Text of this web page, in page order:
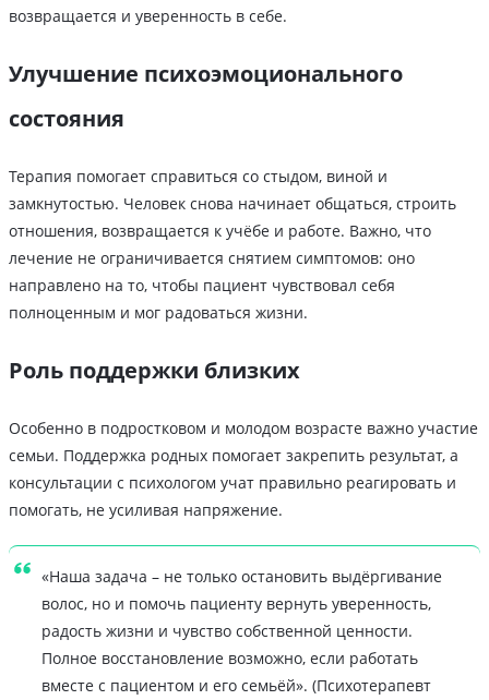
возвращается и уверенность в себе.
Улучшение психоэмоционального
состояния
Терапия помогает справиться со стыдом, виной и
замкнутостью. Человек снова начинает общаться, строить
отношения, возвращается к учёбе и работе. Важно, что
лечение не ограничивается снятием симптомов: оно
направлено на то, чтобы пациент чувствовал себя
полноценным и мог радоваться жизни.
Роль поддержки близких
Особенно в подростковом и молодом возрасте важно участие
семьи. Поддержка родных помогает закрепить результат, а
консультации с психологом учат правильно реагировать и
помогать, не усиливая напряжение.
«Наша задача – не только остановить выдёргивание
волос, но и помочь пациенту вернуть уверенность,
радость жизни и чувство собственной ценности.
Полное восстановление возможно, если работать
вместе с пациентом и его семьёй». (Психотерапевт